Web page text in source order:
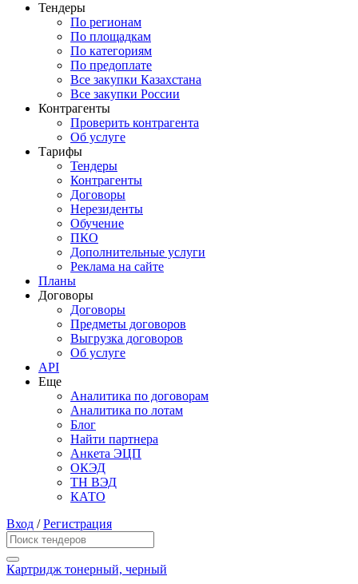
Тендеры
По регионам
По площадкам
По категориям
По предоплате
Все закупки Казахстана
Все закупки России
Контрагенты
Проверить контрагента
Об услуге
Тарифы
Тендеры
Контрагенты
Договоры
Нерезиденты
Обучение
ПКО
Дополнительные услуги
Реклама на сайте
Планы
Договоры
Договоры
Предметы договоров
Выгрузка договоров
Об услуге
API
Еще
Аналитика по договорам
Аналитика по лотам
Блог
Найти партнера
Анкета ЭЦП
ОКЭД
ТН ВЭД
КАТО
Вход /Регистрация
Картридж тонерный, черный